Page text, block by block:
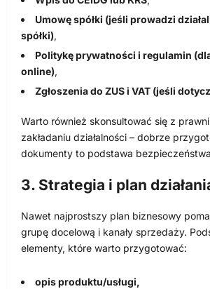
Umowę spółki (jeśli prowadzi
spółki),
Politykę prywatności i regulamin
online),
Zgłoszenia do ZUS i VAT (jeśli
Warto również skonsultować się z
zakładaniu działalności – dobrze
dokumenty to podstawa
3. Strategia i plan
Nawet najprostszy plan biznesowy
grupę docelową i kanały sprzedaży.
elementy, które warto przygotować:
opis produktu/usługi,